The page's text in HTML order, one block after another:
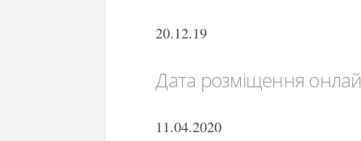
20.12.19
Дата розміщення
11.04.2020